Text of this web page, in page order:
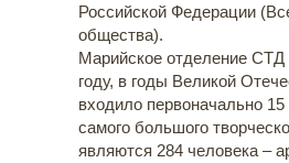
Российской Федерации
общества).
Марийское отделение
году, в годы Великой
входило первоначально
самого большого
являются 284 человека –